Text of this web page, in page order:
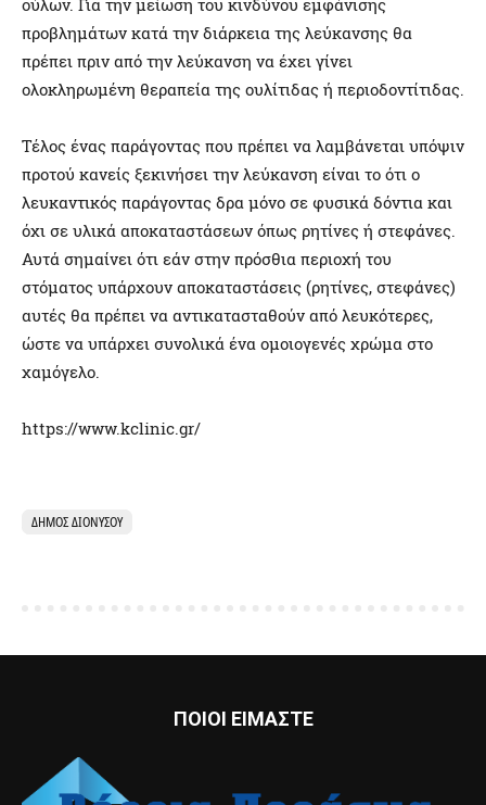
ούλων. Για την μείωση του κινδύνου εμφάνισης
προβλημάτων κατά την διάρκεια της λεύκανσης θα
πρέπει πριν από την λεύκανση να έχει γίνει
ολοκληρωμένη θεραπεία της ουλίτιδας ή περιοδοντίτιδας.
Τέλος ένας παράγοντας που πρέπει να λαμβάνεται υπόψιν
προτού κανείς ξεκινήσει την λεύκανση είναι το ότι ο
λευκαντικός παράγοντας δρα μόνο σε φυσικά δόντια και
όχι σε υλικά αποκαταστάσεων όπως ρητίνες ή στεφάνες.
Αυτά σημαίνει ότι εάν στην πρόσθια περιοχή του
στόματος υπάρχουν αποκαταστάσεις (ρητίνες, στεφάνες)
αυτές θα πρέπει να αντικατασταθούν από λευκότερες,
ώστε να υπάρχει συνολικά ένα ομοιογενές χρώμα στο
χαμόγελο.
https://www.kclinic.gr/
ΔΉΜΟΣ ΔΙΟΝΎΣΟΥ
ΠΟΙΟΙ ΕΙΜΑΣΤΕ